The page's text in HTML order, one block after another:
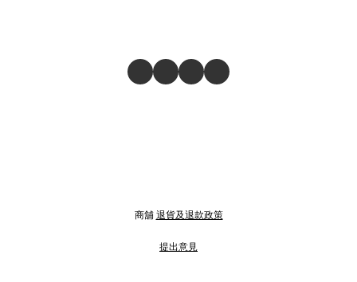
商舖 退貨及退款政策
提出意見